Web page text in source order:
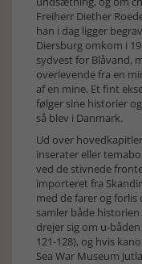
Freiherr Diether
han i dag ligger
Diersburg omkom i
sydvest for Blåvand,
overlevende fra en
af en mine. Et fint
følger sine historier
så blev i Danmark.
Ud over
inserater eller
ved de stivnede
importeret fra
med de farer og
samler både
drejer sig om u-
121-128), og hvis
Sea War Museum